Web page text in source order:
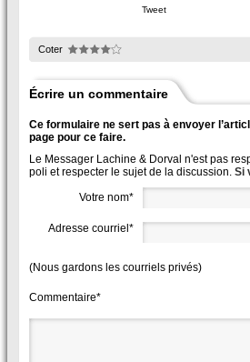
Tweet
Coter
Écrire un commentaire
Ce formulaire ne sert pas à envoyer
page pour ce faire.
Le Messager Lachine & Dorval n'est pas
poli et respecter le sujet de la discussion. Si
Votre nom*
Adresse courriel*
(Nous gardons les courriels privés)
Commentaire*